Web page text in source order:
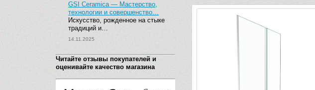
GSI Ceramica — Мастерство,
технологии и совершенство…
Искусство, рожденное на стыке
традиций и…
14.11.2025
Читайте отзывы покупателей и
оценивайте качество магазина